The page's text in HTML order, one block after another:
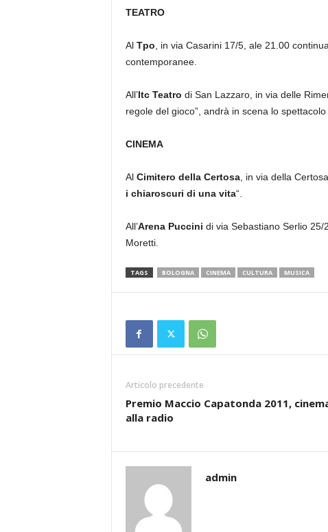
TEATRO
Al Tpo , in via Casarini 17/5, ale 21.00
contemporanee.
All’Itc Teatro di San Lazzaro, in via delle
regole del gioco”, andrà in scena lo spettacolo
CINEMA
Al Cimitero della Certosa, in via della
i chiaroscuri di una vita“.
All’Arena Puccini di via Sebastiano Serlio
Moretti.
TAGS BOLOGNA CINEMA CULTURA MUSICA
Articolo precedente
Premio Maccio Capatonda 2011,
alla radio
admin